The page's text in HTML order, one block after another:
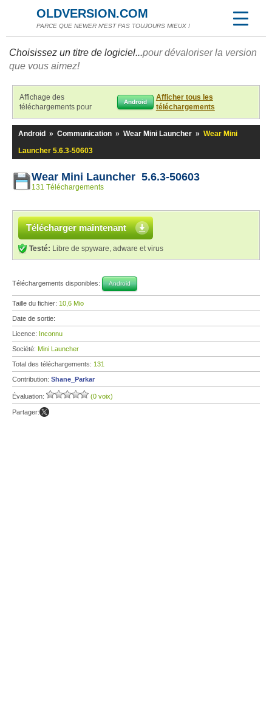
OLDVERSION.COM
PARCE QUE NEWER N'EST PAS TOUJOURS MIEUX !
Choisissez un titre de logiciel...pour dévaloriser la version
que vous aimez!
Affichage des
téléchargements pour
Android
Afficher tous les
téléchargements
Android » Communication » Wear Mini Launcher » Wear Mini
Launcher 5.6.3-50603
Wear Mini Launcher 5.6.3-50603
131 Téléchargements
Télécharger maintenant
Testé: Libre de spyware, adware et virus
Téléchargements disponibles: Android
Taille du fichier: 10,6 Mio
Date de sortie:
Licence: Inconnu
Société: Mini Launcher
Total des téléchargements: 131
Contribution: Shane_Parkar
Évaluation: (0 voix)
Partager: